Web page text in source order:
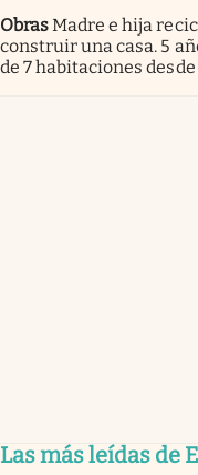
ObrasMadre e hija
construir una casa. 5
de 7 habitaciones
Las más leídas de